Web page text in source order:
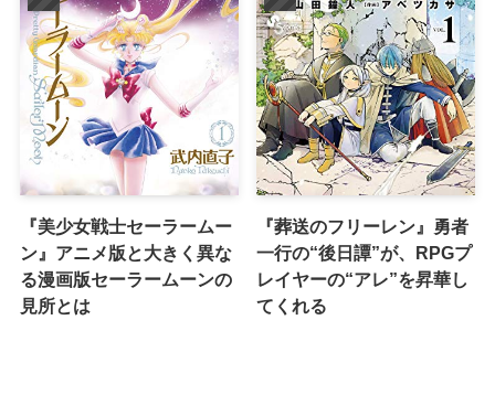
『美少女戦士セーラームー
ン』アニメ版と大きく異な
る漫画版セーラームーンの
見所とは
『葬送のフリーレン』勇者
一行の“後日譚”が、RPGプ
レイヤーの“アレ”を昇華し
てくれる